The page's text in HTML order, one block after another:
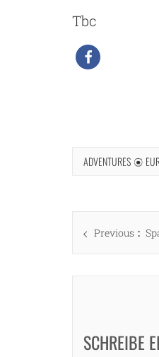
Tbc
ADVENTURES
Previous
SCHREIBE